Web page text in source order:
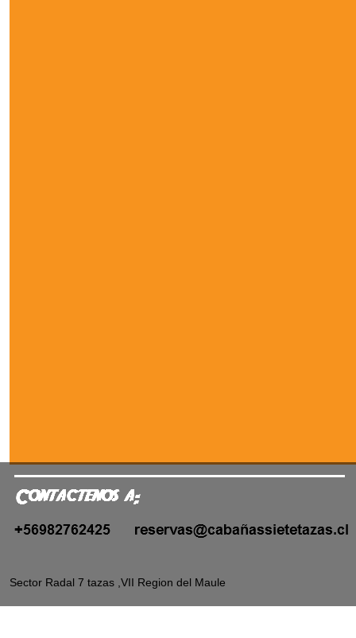
Sector Radal 7 tazas ,VII Region del Maule